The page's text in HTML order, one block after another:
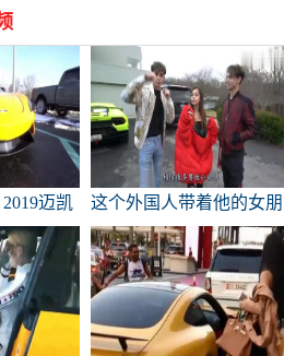
迈凯
布后，
这个外国人带着他的女朋
友去4S商店选择兰博基
尼。当他感觉到谁买了谁
时，他的女朋友慌了